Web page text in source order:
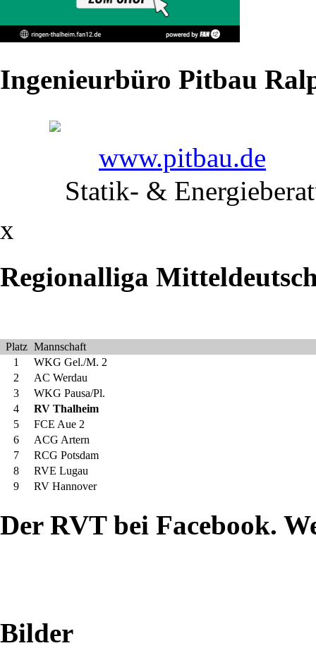
Ingenieurbüro Pitbau
www.pitbau.de
Statik- &
x
Regionalliga
Platz Mannschaft
1
WKG Gel./M. 2
2
AC Werdau
3
WKG Pausa/Pl.
4
RV Thalheim
5
FCE Aue 2
6
ACG Artern
7
RCG Potsdam
8
RVE Lugau
9
RV Hannover
Der RVT bei Facebook.
Bilder
vergangenen
Mittwoch
bis
einschließlich
weilte
38
Mann
Tross
aus
dem
Zwönitztal
wieder
einmal